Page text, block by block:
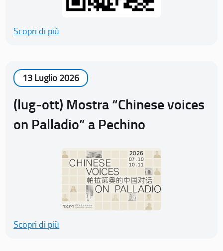
Scopri di più
13 Luglio 2026
(lug-ott) Mostra “Chinese voices
on Palladio” a Pechino
Scopri di più